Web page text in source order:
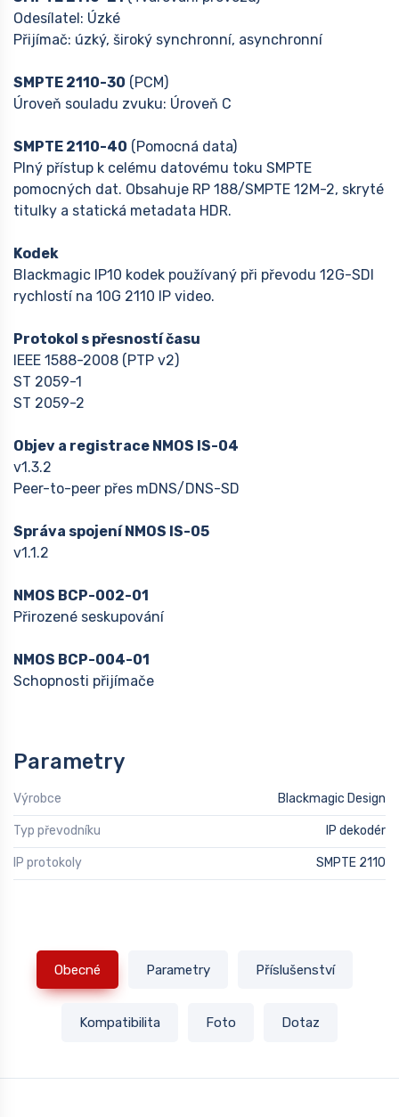
Odesílatel: Úzké
Přijímač: úzký, široký synchronní, asynchronní
SMPTE 2110-30 (PCM)
Úroveň souladu zvuku: Úroveň C
SMPTE 2110-40 (Pomocná data)
Plný přístup k celému datovému toku SMPTE
pomocných dat. Obsahuje RP 188/SMPTE 12M-2, skryté
titulky a statická metadata HDR.
Kodek
Blackmagic IP10 kodek používaný při převodu 12G-SDI
rychlostí na 10G 2110 IP video.
Protokol s přesností času
IEEE 1588-2008 (PTP v2)
ST 2059-1
ST 2059-2
Objev a registrace NMOS IS-04
v1.3.2
Peer-to-peer přes mDNS/DNS-SD
Správa spojení NMOS IS-05
v1.1.2
NMOS BCP-002-01
Přirozené seskupování
NMOS BCP-004-01
Schopnosti přijímače
Parametry
Výrobce Blackmagic Design
Typ převodníku IP dekodér
IP protokoly SMPTE 2110
Obecné Parametry Příslušenství
Kompatibilita Foto Dotaz